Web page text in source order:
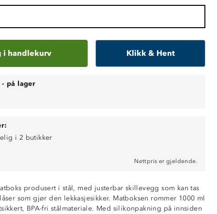
i handlekurv Klikk & Hent
- på lager
i 2 butikker
Nettpris er gjeldende.
produsert i stål, med justerbar skillevegg som kan tas
som gjør den lekkasjesikker. Matboksen rommer 1000 ml
BPA-fri stålmateriale. Med silikonpakning på innsiden